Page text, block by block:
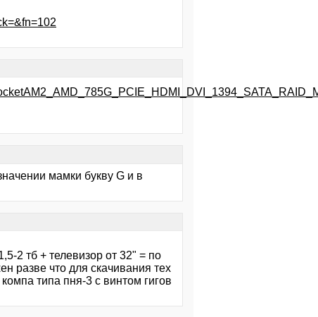
мамки букву G и в
2 тб + телевизор от 32" = по
разве что для скачивания тех
типа пня-3 с винтом гигов